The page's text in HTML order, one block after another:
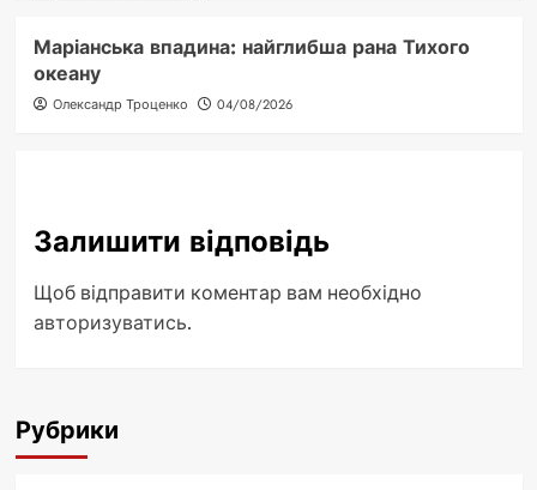
Маріанська впадина: найглибша рана Тихого
океану
Олександр Троценко 04/08/2026
Залишити відповідь
Щоб відправити коментар вам необхідно
авторизуватись.
Рубрики